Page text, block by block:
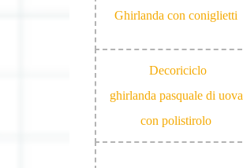
Ghirlanda con coniglietti
Decoriciclo
ghirlanda pasquale di uova
con polistirolo